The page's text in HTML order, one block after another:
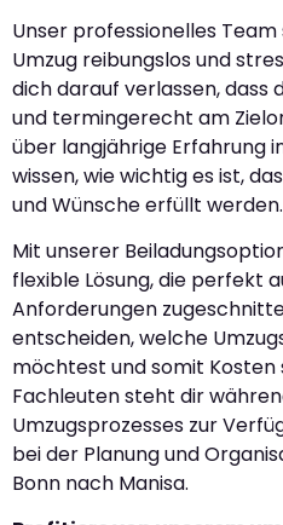
Unser professionelles
Umzug reibungslos und
dich darauf verlassen, dass
und termingerecht am
über langjährige Erfahrung
wissen, wie wichtig es ist,
und Wünsche erfüllt werden.
Mit unserer
flexible Lösung, die perfekt
Anforderungen
entscheiden, welche
möchtest und somit Kosten
Fachleuten steht dir
Umzugsprozesses zur
bei der Planung und
Bonn nach Manisa.